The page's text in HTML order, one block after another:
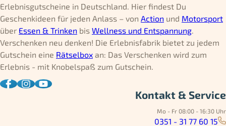
Erlebnisgutscheine in Deutschland. Hier findest Du
Geschenkideen für jeden Anlass – von Action und Motorsport
über Essen & Trinken bis Wellness und Entspannung.
Verschenken neu denken! Die Erlebnisfabrik bietet zu jedem
Gutschein eine Rätselbox an: Das Verschenken wird zum
Erlebnis - mit Knobelspaß zum Gutschein.
Kontakt & Service
Mo - Fr 08:00 - 16:30 Uhr
0351 - 31 77 60 15